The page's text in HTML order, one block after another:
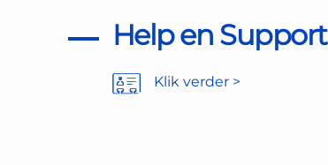
Help en Support
Klik verder >